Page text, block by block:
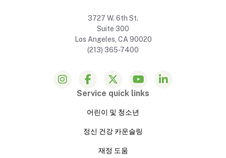
3727 W. 6th St.
Suite 300
Los Angeles, CA 90020
(213) 365-7400
Service quick links
어린이 및 청소년
정신 건강 카운슬링
재정 도움